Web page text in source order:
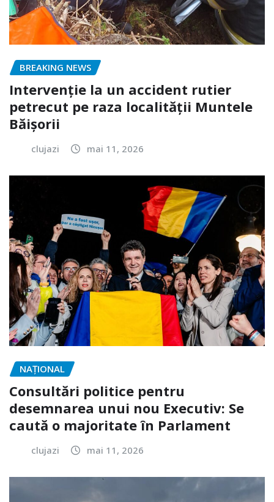
BREAKING NEWS
Intervenție la un accident rutier
petrecut pe raza localității Muntele
Băișorii
clujazi mai 11, 2026
NAŢIONAL
Consultări politice pentru
desemnarea unui nou Executiv: Se
caută o majoritate în Parlament
clujazi mai 11, 2026